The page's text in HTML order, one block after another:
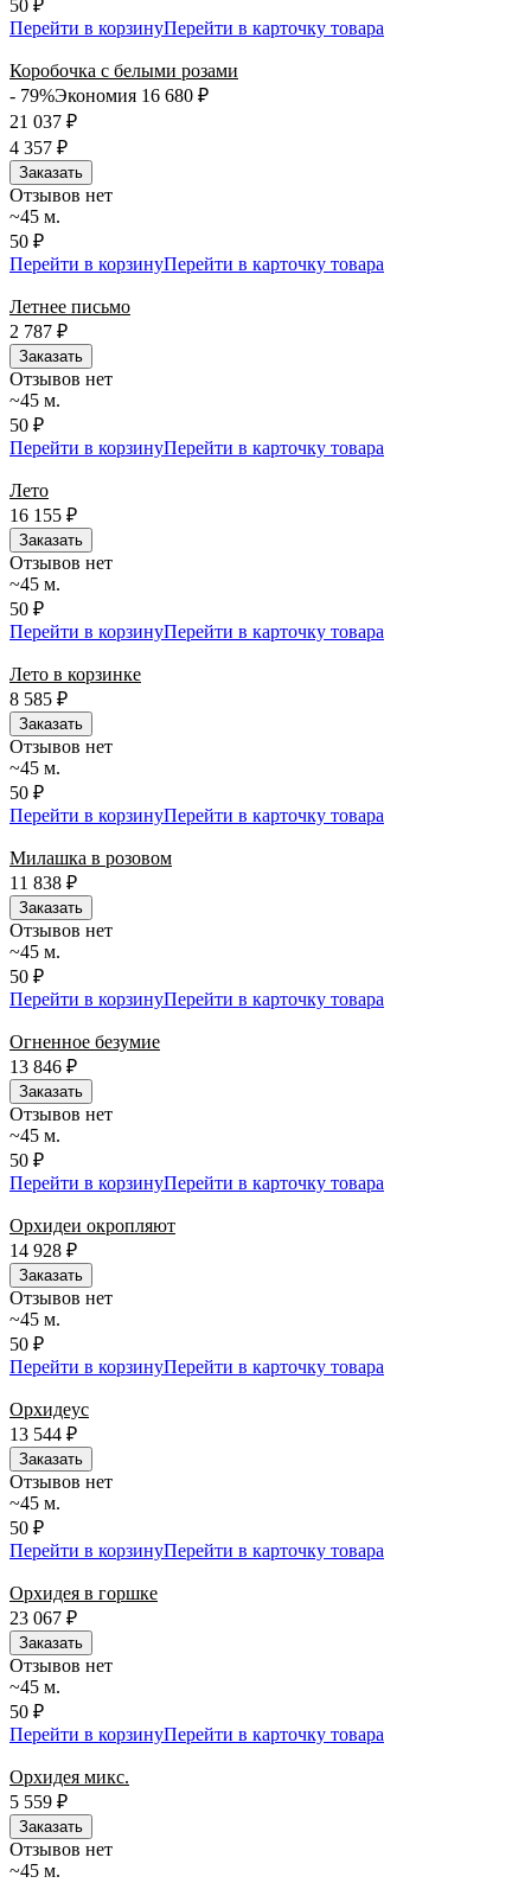
50 ₽
Перейти в корзинуПерейти в карточку товара
Коробочка с белыми розами
- 79%Экономия 16 680 ₽
21 037 ₽
4 357 ₽
Заказать
Отзывов нет
~45 м.
50 ₽
Перейти в корзинуПерейти в карточку товара
Летнее письмо
2 787 ₽
Заказать
Отзывов нет
~45 м.
50 ₽
Перейти в корзинуПерейти в карточку товара
Лето
16 155 ₽
Заказать
Отзывов нет
~45 м.
50 ₽
Перейти в корзинуПерейти в карточку товара
Лето в корзинке
8 585 ₽
Заказать
Отзывов нет
~45 м.
50 ₽
Перейти в корзинуПерейти в карточку товара
Милашка в розовом
11 838 ₽
Заказать
Отзывов нет
~45 м.
50 ₽
Перейти в корзинуПерейти в карточку товара
Огненное безумие
13 846 ₽
Заказать
Отзывов нет
~45 м.
50 ₽
Перейти в корзинуПерейти в карточку товара
Орхидеи окропляют
14 928 ₽
Заказать
Отзывов нет
~45 м.
50 ₽
Перейти в корзинуПерейти в карточку товара
Орхидеус
13 544 ₽
Заказать
Отзывов нет
~45 м.
50 ₽
Перейти в корзинуПерейти в карточку товара
Орхидея в горшке
23 067 ₽
Заказать
Отзывов нет
~45 м.
50 ₽
Перейти в корзинуПерейти в карточку товара
Орхидея микс.
5 559 ₽
Заказать
Отзывов нет
~45 м.